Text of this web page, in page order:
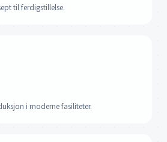
til ferdigstillelse.
i moderne fasiliteter.